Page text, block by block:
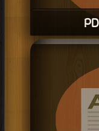
كتب في احلى | التحميل :